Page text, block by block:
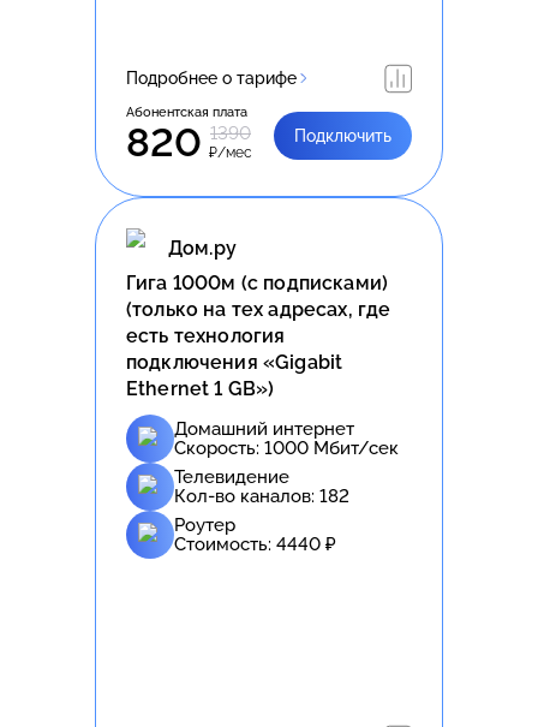
Подробнее о тарифе
Абонентская плата
820 1390
₽/мес
Подключить
Дом.ру
Гига 1000м (с подписками)
(только на тех адресах, где
есть технология
подключения «Gigabit
Ethernet 1 GB»)
Домашний интернет
Скорость: 1000 Мбит/сек
Телевидение
Кол-во каналов: 182
Роутер
Стоимость: 4440 ₽